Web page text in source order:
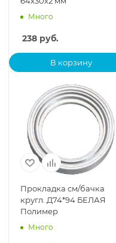
Много
238 руб.
В корзину
Прокладка см/бачка
кругл. Д74*94 БЕЛАЯ
Полимер
Много